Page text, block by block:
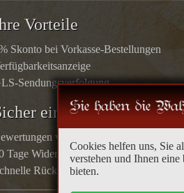
Vorteile
Skonto bei Vorkasse-Bestellungen
Sendungsverfolgung
einkaufen
von echten Kunden
Tage Widerrufsrecht
Rücküberweisungen
Sie haben die
Cookies helfen uns, Sie
verstehen und Ihnen eine
bieten.